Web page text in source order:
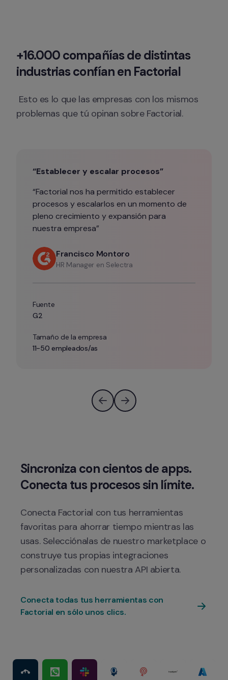
+16.000 compañías de distintas
industrias confían en Factorial
problemas que tú opinan sobre Factorial.
“Establecer y escalar procesos”
“Factorial nos ha permitido establecer
procesos y escalarlos en un momento de
pleno crecimiento y expansión para
nuestra empresa”
Francisco Montoro
HR Manager en Selectra
Fuente
G2
Tamaño de la empresa
11-50 empleados/as
Sincroniza con cientos de apps.
Conecta Factorial con tus herramientas
favoritas para ahorrar tiempo mientras las
usas. Selecciónalas de nuestro marketplace o
construye tus propias integraciones
personalizadas con nuestra API abierta.
Conecta todas tus herramientas con
Factorial en sólo unos clics.